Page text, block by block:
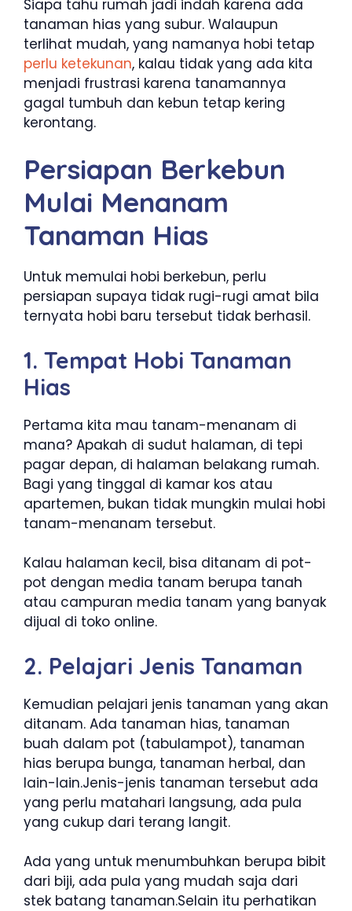
Siapa tahu rumah jadi indah karena ada
tanaman hias yang subur. Walaupun
terlihat mudah, yang namanya hobi tetap
perlu ketekunan, kalau tidak yang ada kita
menjadi frustrasi karena tanamannya
gagal tumbuh dan kebun tetap kering
kerontang.
Persiapan Berkebun
Mulai Menanam
Tanaman Hias
Untuk memulai hobi berkebun, perlu
persiapan supaya tidak rugi-rugi amat bila
ternyata hobi baru tersebut tidak berhasil.
1. Tempat Hobi Tanaman
Hias
Pertama kita mau tanam-menanam di
mana? Apakah di sudut halaman, di tepi
pagar depan, di halaman belakang rumah.
Bagi yang tinggal di kamar kos atau
apartemen, bukan tidak mungkin mulai hobi
tanam-menanam tersebut.
Kalau halaman kecil, bisa ditanam di pot-
pot dengan media tanam berupa tanah
atau campuran media tanam yang banyak
dijual di toko online.
2. Pelajari Jenis Tanaman
Kemudian pelajari jenis tanaman yang akan
ditanam. Ada tanaman hias, tanaman
buah dalam pot (tabulampot), tanaman
hias berupa bunga, tanaman herbal, dan
lain-lain.Jenis-jenis tanaman tersebut ada
yang perlu matahari langsung, ada pula
yang cukup dari terang langit.
Ada yang untuk menumbuhkan berupa bibit
dari biji, ada pula yang mudah saja dari
stek batang tanaman.Selain itu perhatikan